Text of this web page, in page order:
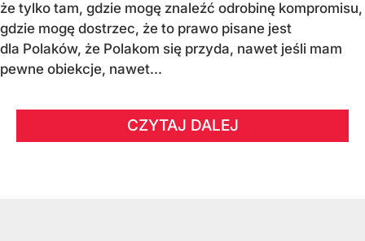
że tylko tam, gdzie mogę znaleźć odrobinę kompromisu,
gdzie mogę dostrzec, że to prawo pisane jest
dla Polaków, że Polakom się przyda, nawet jeśli mam
pewne obiekcje, nawet...
CZYTAJ DALEJ